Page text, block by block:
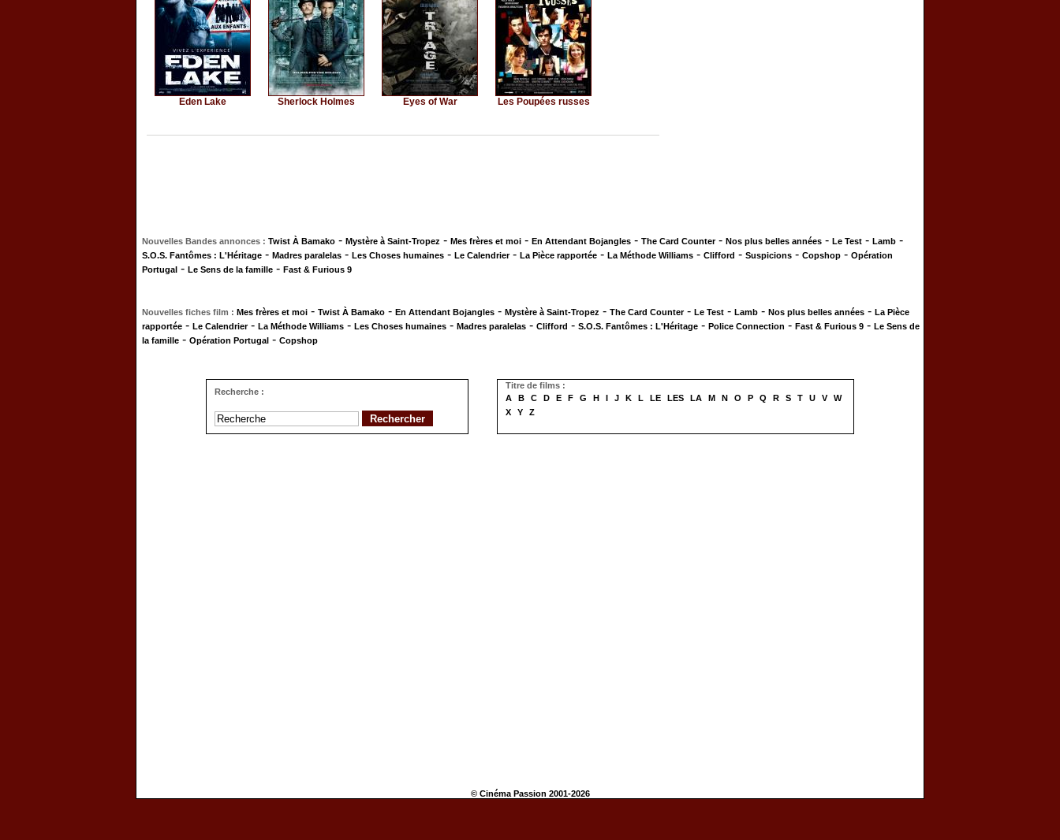
Eden Lake Sherlock Holmes Eyes of War Les Poupées russes
Nouvelles Bandes annonces : Twist À Bamako - Mystère à Saint-Tropez - Mes frères et moi - En Attendant Bojangles - The Card Counter- Nos plus belles années - Le Test - Lamb -
S.O.S. Fantômes : L'Héritage - Madres paralelas - Les Choses humaines - Le Calendrier- La Pièce rapportée - La Méthode Williams - Clifford - Suspicions - Copshop - Opération
Portugal - Le Sens de la famille - Fast & Furious 9
Nouvelles fiches film : Mes frères et moi - Twist À Bamako - En Attendant Bojangles - Mystère à Saint-Tropez - The Card Counter- Le Test - Lamb - Nos plus belles années - La Pièce
rapportée - Le Calendrier- La Méthode Williams - Les Choses humaines - Madres paralelas - Clifford - S.O.S. Fantômes : L'Héritage - Police Connection - Fast & Furious 9 - Le Sens de
la famille - Opération Portugal - Copshop
Recherche :
Titre de films :
A
B C D E F G H I J K L LE LES LA M N O P Q R S T U V
W
X
Y Z
© Cinéma Passion 2001-2026